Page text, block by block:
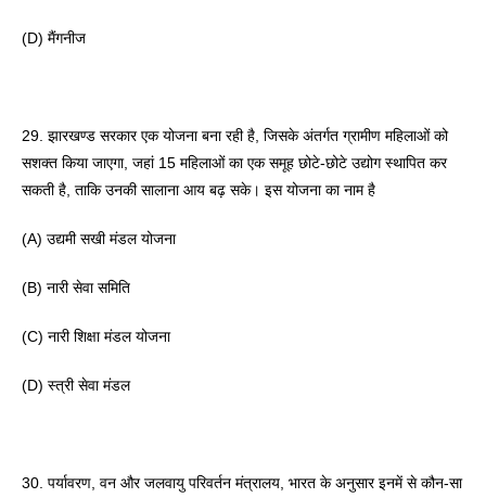
(D) मैंगनीज
29. झारखण्ड सरकार एक योजना बना रही है, जिसके अंतर्गत ग्रामीण महिलाओं को
सशक्त किया जाएगा, जहां 15 महिलाओं का एक समूह छोटे-छोटे उद्योग स्थापित कर
सकती है, ताकि उनकी सालाना आय बढ़ सके। इस योजना का नाम है
(A) उद्यमी सखी मंडल योजना
(B) नारी सेवा समिति
(C) नारी शिक्षा मंडल योजना
(D) स्त्री सेवा मंडल
30. पर्यावरण, वन और जलवायु परिवर्तन मंत्रालय, भारत के अनुसार इनमें से कौन-सा